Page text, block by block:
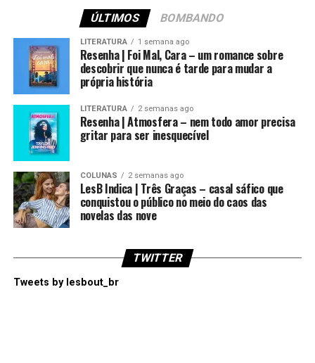
ÚLTIMOS BOMBANDO
LITERATURA 1 semana ago
Resenha | Foi Mal, Cara – um romance sobre
descobrir que nunca é tarde para mudar a
própria história
LITERATURA 2 semanas ago
Resenha | Atmosfera – nem todo amor precisa
gritar para ser inesquecível
COLUNAS 2 semanas ago
LesB Indica | Três Graças – casal sáfico que
conquistou o público no meio do caos das
novelas das nove
TWITTER
Tweets by lesbout_br